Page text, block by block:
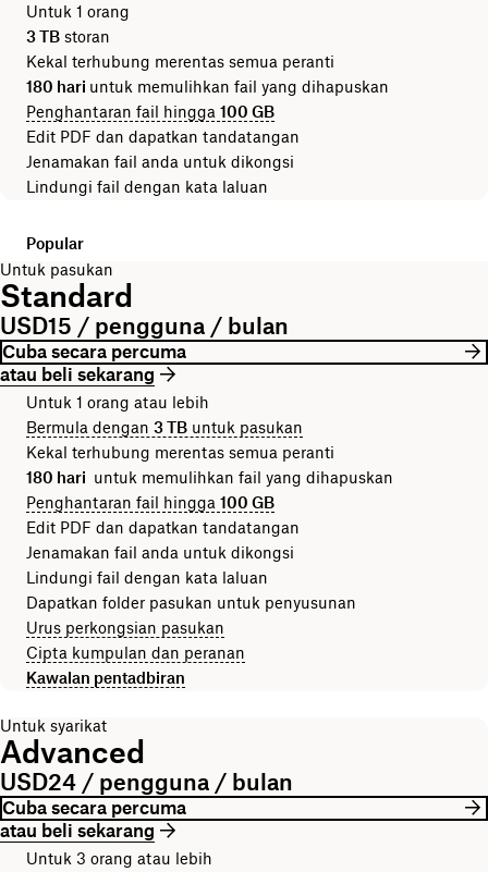
Untuk 1 orang
3 TB storan
Kekal terhubung merentas semua peranti
180 hari untuk memulihkan fail yang dihapuskan
Penghantaran fail hingga 100 GB
Edit PDF dan dapatkan tandatangan
Jenamakan fail anda untuk dikongsi
Lindungi fail dengan kata laluan
Popular
Untuk pasukan
Standard
USD15 / pengguna / bulan
Cuba secara percuma
atau beli sekarang
Untuk 1 orang atau lebih
Bermula dengan 3 TB untuk pasukan
Kekal terhubung merentas semua peranti
180 hari untuk memulihkan fail yang dihapuskan
Penghantaran fail hingga 100 GB
Edit PDF dan dapatkan tandatangan
Jenamakan fail anda untuk dikongsi
Lindungi fail dengan kata laluan
Dapatkan folder pasukan untuk penyusunan
Urus perkongsian pasukan
Cipta kumpulan dan peranan
Kawalan pentadbiran
Untuk syarikat
Advanced
USD24 / pengguna / bulan
Cuba secara percuma
atau beli sekarang
Untuk 3 orang atau lebih